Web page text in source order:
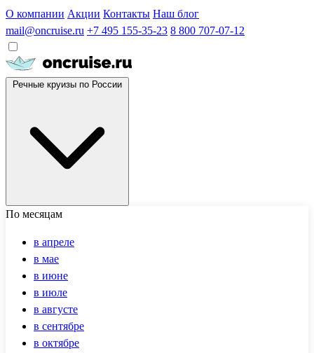
О компании Акции Контакты Наш блог
mail@oncruise.ru +7 495 155-35-23 8 800 707-07-12
По месяцам
в апреле
в мае
в июне
в июле
в августе
в сентябре
в октябре